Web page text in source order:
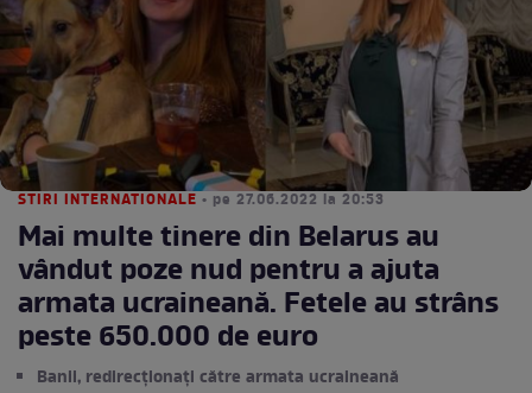
STIRI INTERNATIONALE • pe 27.06.2022 la 20:53
Mai multe tinere din Belarus au
vândut poze nud pentru a ajuta
armata ucraineană. Fetele au strâns
peste 650.000 de euro
Banii, redirecționați către armata ucraineană